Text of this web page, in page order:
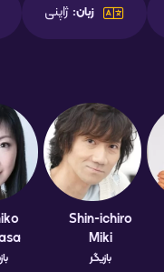
زبان: ژاپنی
Shin-ichiro
Miki
بازیگر